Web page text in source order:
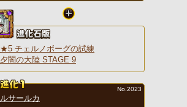
★5 チェルノボーグの試練
夕闇の大陸 STAGE 9
ルサールカ
No.2023